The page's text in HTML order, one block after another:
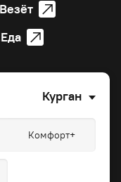
Везёт
Курган
Комфорт+